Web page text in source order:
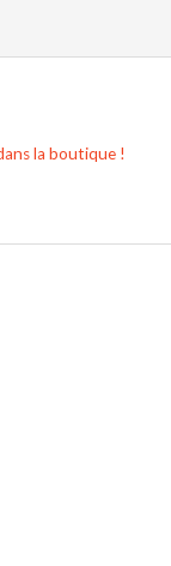
la boutique !